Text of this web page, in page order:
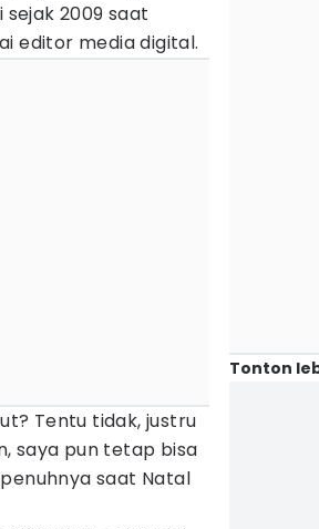
2009 saat
editor media digital.
Tentu tidak, justru
saya pun tetap bisa
saat Natal
Tonton